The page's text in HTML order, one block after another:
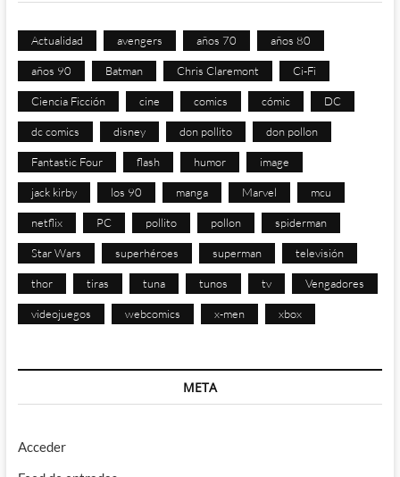
Actualidad avengers años 70 años 80
años 90 Batman Chris Claremont Ci-Fi
Ciencia Ficción cine comics cómic DC
dc comics disney don pollito don pollon
Fantastic Four flash humor image
jack kirby los 90 manga Marvel mcu
netflix PC pollito pollon spiderman
Star Wars superhéroes superman televisión
thor tiras tuna tunos tv Vengadores
videojuegos webcomics x-men xbox
META
Acceder